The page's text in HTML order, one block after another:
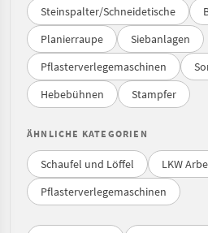
Steinspalter/Schneidetische
Planierraupe
Siebanlagen
Pflasterverlegemaschinen
Hebebühnen
Stampfer
ÄHNLICHE KATEGORIEN
Schaufel und Löffel LKW
Pflasterverlegemaschinen